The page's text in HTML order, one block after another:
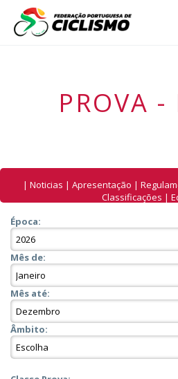
Close
PROVA -
| Noticias | Apresentação |
Classificações |
Época:
Mês de:
Mês até:
Âmbito: